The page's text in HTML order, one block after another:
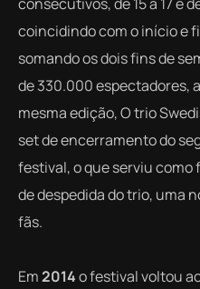
coincidindo com o início e
somando os dois fins de
de 330.000 espectadores,
mesma edição, O trio
set de encerramento do
festival, o que serviu
de despedida do trio, uma
fãs.
Em2014o festival voltou